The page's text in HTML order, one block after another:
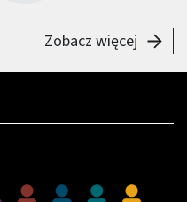
Zobacz więcej